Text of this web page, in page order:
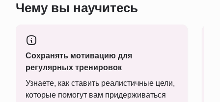
Чему вы научитесь
Сохранять мотивацию для
регулярных тренировок
Узнаете, как ставить реалистичные цели,
которые помогут вам придерживаться